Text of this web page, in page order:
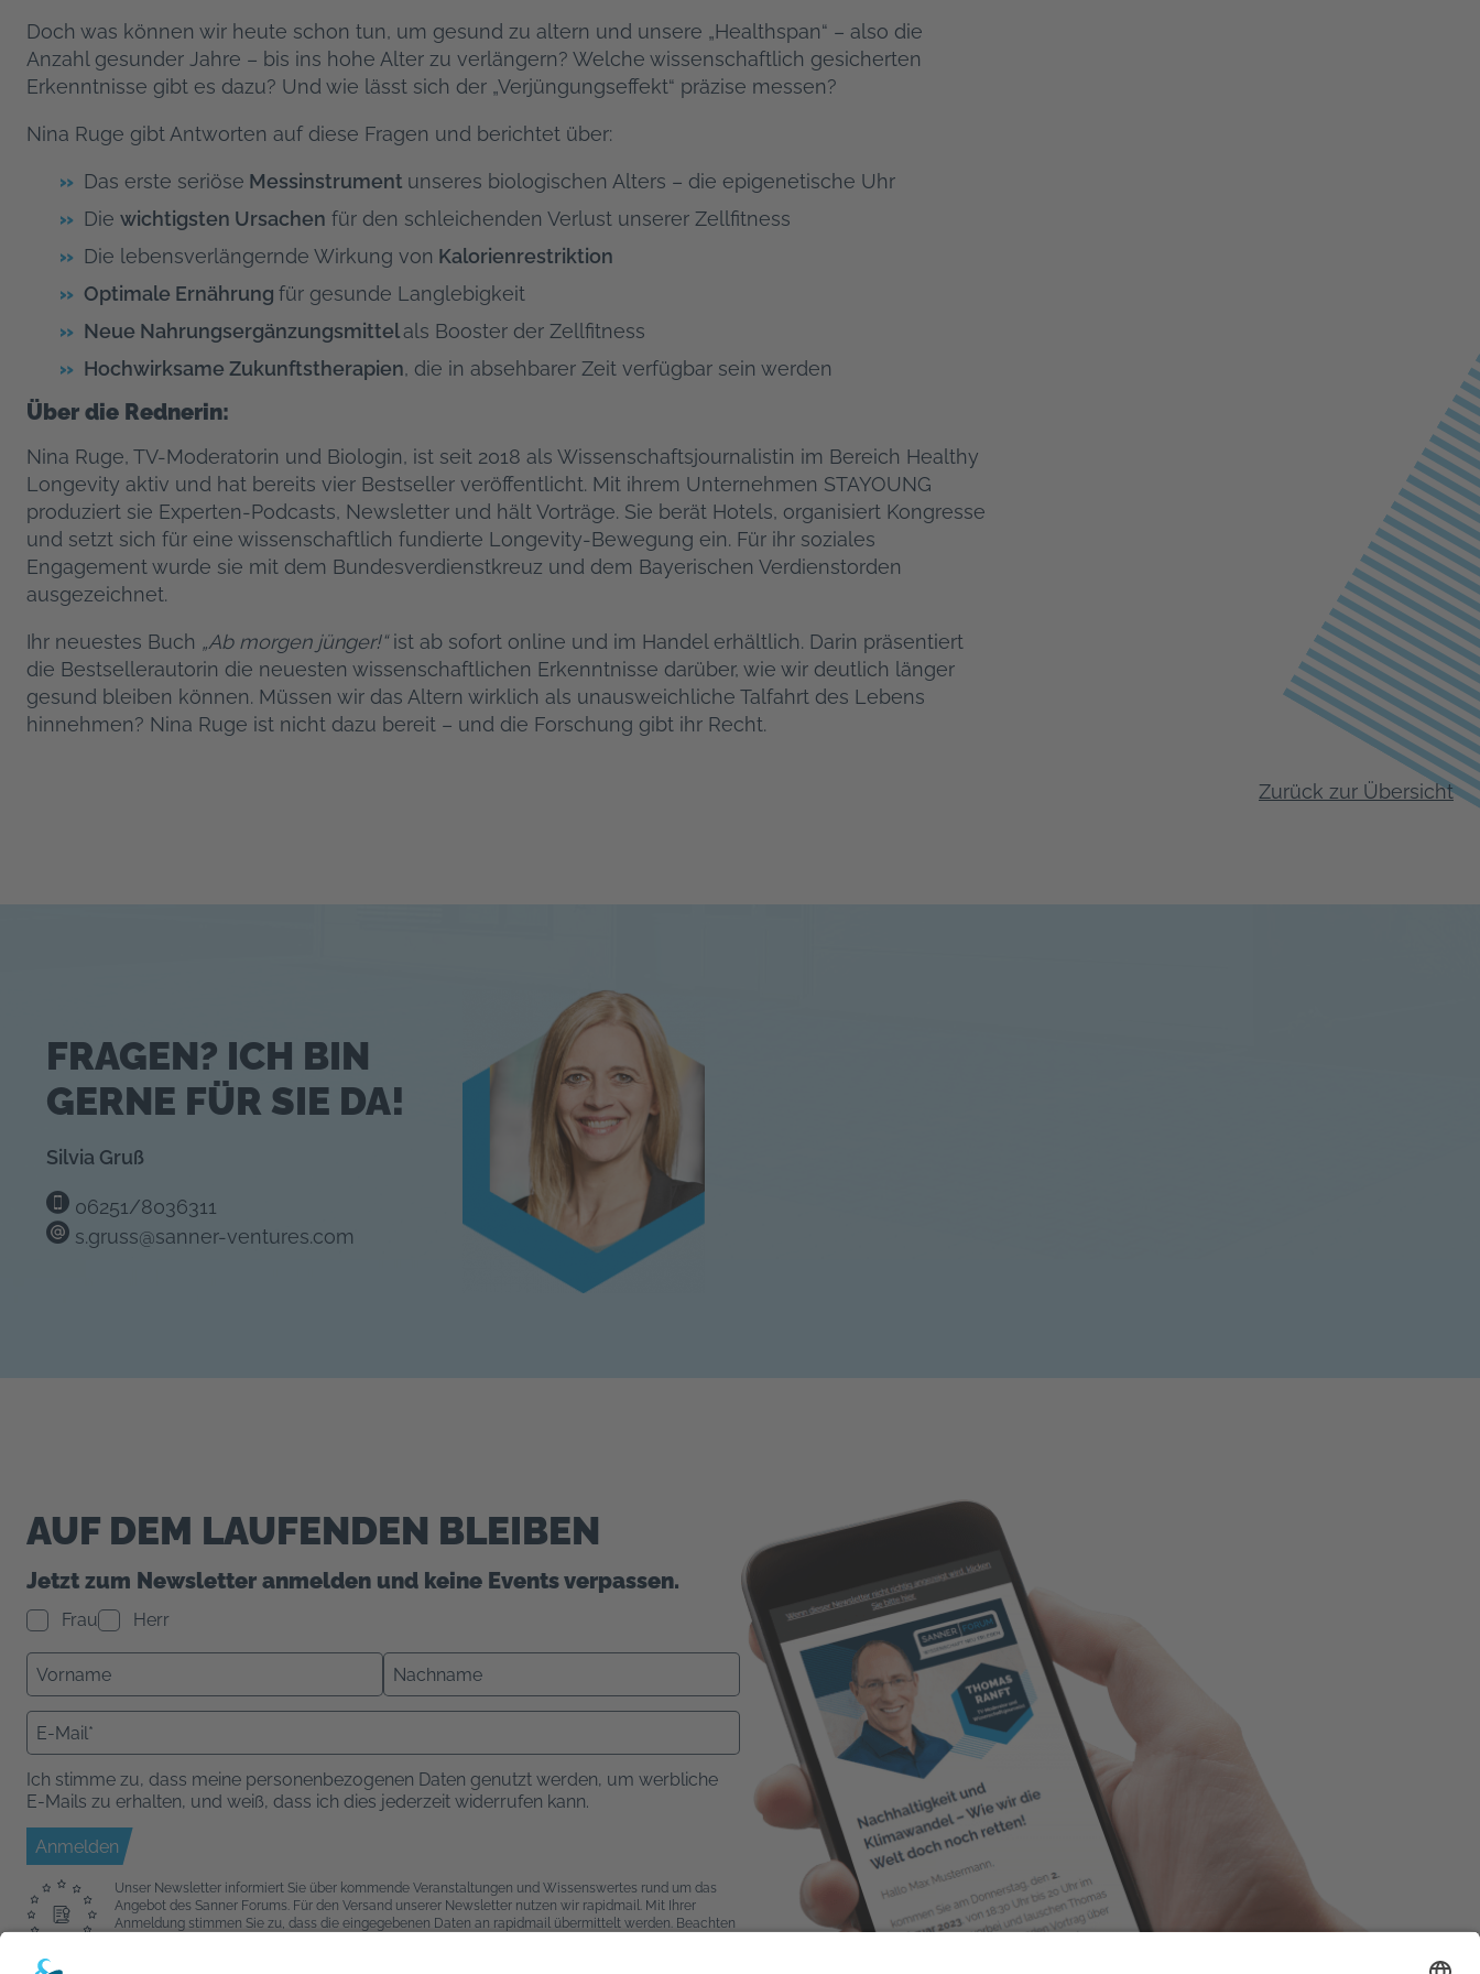
Doch was können wir heute schon tun, um gesund zu altern und unsere „Healthspan“ – also die
Anzahl gesunder Jahre – bis ins hohe Alter zu verlängern? Welche wissenschaftlich gesicherten
Erkenntnisse gibt es dazu? Und wie lässt sich der „Verjüngungseffekt“ präzise messen?
Nina Ruge gibt Antworten auf diese Fragen und berichtet über:
Das erste seriöse Messinstrument unseres biologischen Alters – die epigenetische Uhr
Die wichtigsten Ursachen für den schleichenden Verlust unserer Zellfitness
Die lebensverlängernde Wirkung von Kalorienrestriktion
Optimale Ernährung für gesunde Langlebigkeit
Neue Nahrungsergänzungsmittelals Booster der Zellfitness
Hochwirksame Zukunftstherapien, die in absehbarer Zeit verfügbar sein werden
Über die Rednerin:
Nina Ruge, TV-Moderatorin und Biologin, ist seit 2018 als Wissenschaftsjournalistin im Bereich Healthy
Longevity aktiv und hat bereits vier Bestseller veröffentlicht. Mit ihrem Unternehmen STAYOUNG
produziert sie Experten-Podcasts, Newsletter und hält Vorträge. Sie berät Hotels, organisiert Kongresse
und setzt sich für eine wissenschaftlich fundierte Longevity-Bewegung ein. Für ihr soziales
Engagement wurde sie mit dem Bundesverdienstkreuz und dem Bayerischen Verdienstorden
ausgezeichnet.
Ihr neuestes Buch „Ab morgen jünger!“ist ab sofort online und im Handel erhältlich. Darin präsentiert
die Bestsellerautorin die neuesten wissenschaftlichen Erkenntnisse darüber, wie wir deutlich länger
gesund bleiben können. Müssen wir das Altern wirklich als unausweichliche Talfahrt des Lebens
hinnehmen? Nina Ruge ist nicht dazu bereit – und die Forschung gibt ihr Recht.
Zurück zur Übersicht
FRAGEN? ICH BIN
GERNE FÜR SIE DA!
Silvia Gruß
06251/8036311
s.gruss@sanner-ventures.com
AUF DEM LAUFENDEN BLEIBEN
Jetzt zum Newsletter anmelden und keine Events verpassen.
Frau Herr
Ich stimme zu, dass meine personenbezogenen Daten genutzt werden, um werbliche
E-Mails zu erhalten, und weiß, dass ich dies jederzeit widerrufen kann.
Anmelden
Unser Newsletter informiert Sie über kommende Veranstaltungen und Wissenswertes rund um das
Angebot des Sanner Forums. Für den Versand unserer Newsletter nutzen wir rapidmail. Mit Ihrer
Anmeldung stimmen Sie zu, dass die eingegebenen Daten an rapidmail übermittelt werden. Beachten